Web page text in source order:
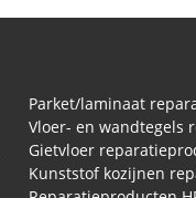
Parket/laminaat
Vloer- en wandtegels
Gietvloer
Kunststof kozijnen